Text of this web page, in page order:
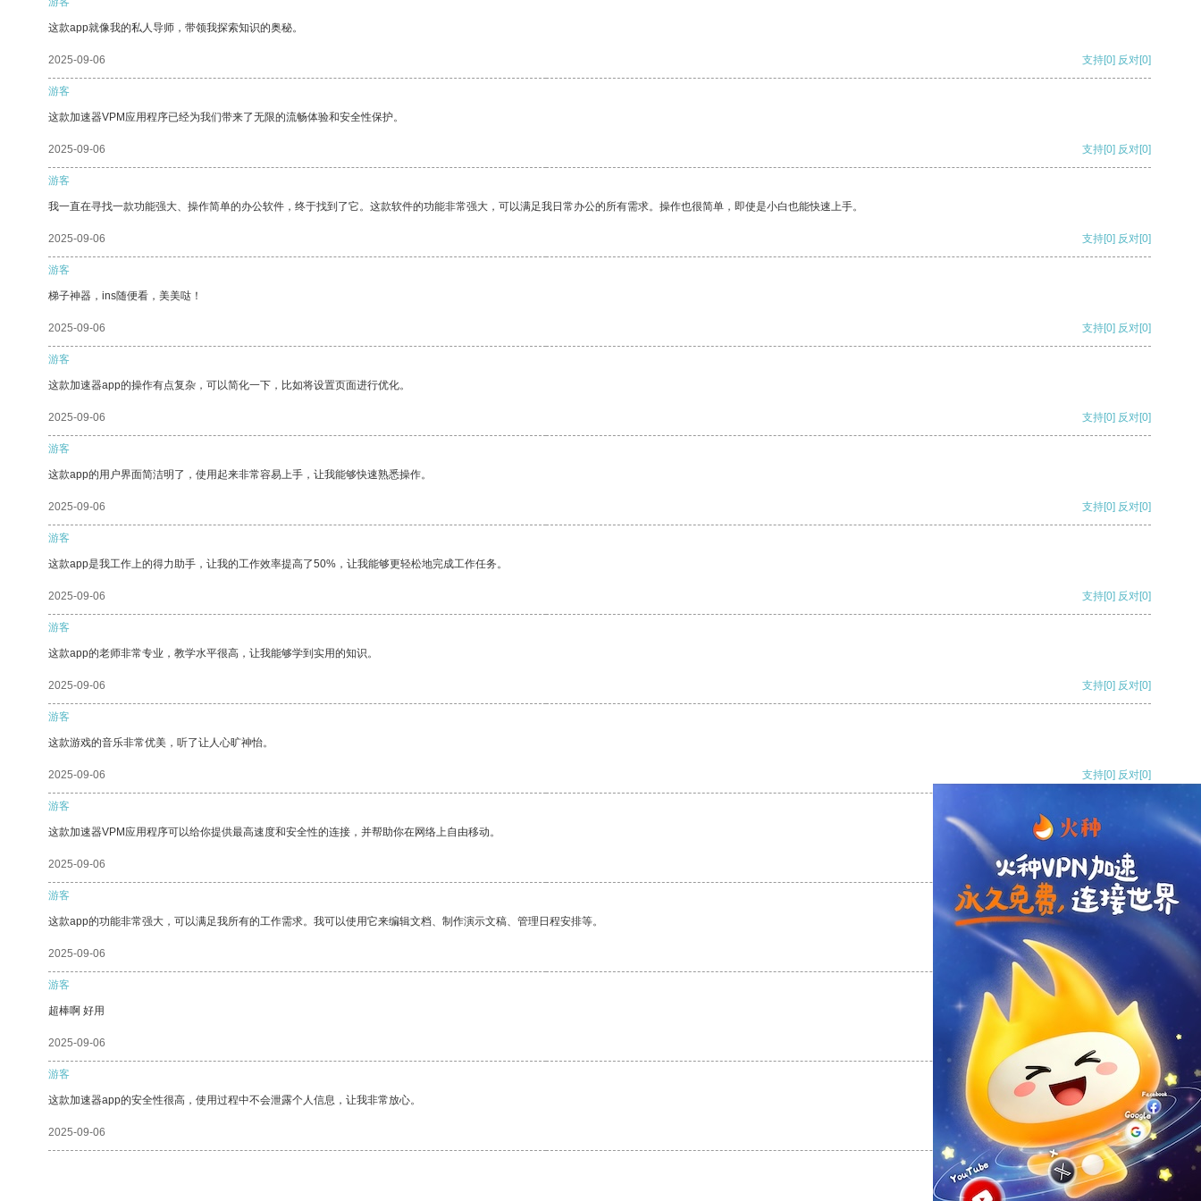
这款app就像我的私人导师，带领我探索知识的奥秘。
2025-09-06 支持[0] 反对[0]
游客
这款加速器VPM应用程序已经为我们带来了无限的流畅体验和安全性保护。
2025-09-06 支持[0] 反对[0]
游客
我一直在寻找一款功能强大、操作简单的办公软件，终于找到了它。这款软件的功能非常强大，可以满足我日常办公的所有需求。操作也很简单，即使是小白也能快速上手。
2025-09-06 支持[0] 反对[0]
游客
梯子神器，ins随便看，美美哒！
2025-09-06 支持[0] 反对[0]
游客
这款加速器app的操作有点复杂，可以简化一下，比如将设置页面进行优化。
2025-09-06 支持[0] 反对[0]
游客
这款app的用户界面简洁明了，使用起来非常容易上手，让我能够快速熟悉操作。
2025-09-06 支持[0] 反对[0]
游客
这款app是我工作上的得力助手，让我的工作效率提高了50%，让我能够更轻松地完成工作任务。
2025-09-06 支持[0] 反对[0]
游客
这款app的老师非常专业，教学水平很高，让我能够学到实用的知识。
2025-09-06 支持[0] 反对[0]
游客
这款游戏的音乐非常优美，听了让人心旷神怡。
2025-09-06 支持[0] 反对[0]
游客
这款加速器VPM应用程序可以给你提供最高速度和安全性的连接，并帮助你在网络上自由移动。
2025-09-06 支持[0] 反对
游客
这款app的功能非常强大，可以满足我所有的工作需求。我可以使用它来编辑文档、制作演示文稿、管理日程安排等。
2025-09-06 支持
游客
超棒啊 好用
2025-09-06 反对 [0]
游客
这款加速器app的安全性很高，使用过程中不会泄露个人信息，让我非常放心。
2025-09-06 支持[0] 反对[0]